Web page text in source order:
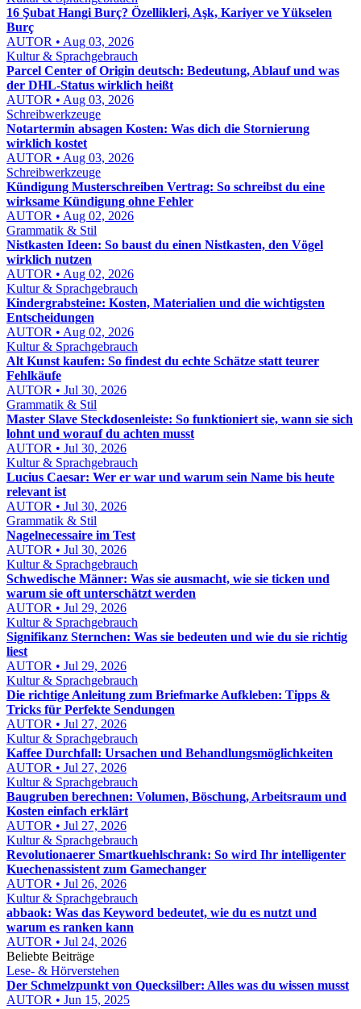
16 Şubat Hangi Burç? Özellikleri, Aşk, Kariyer ve Yükselen
Burç
AUTOR • Aug 03, 2026
Kultur & Sprachgebrauch
Parcel Center of Origin deutsch: Bedeutung, Ablauf und was
der DHL-Status wirklich heißt
AUTOR • Aug 03, 2026
Schreibwerkzeuge
Notartermin absagen Kosten: Was dich die Stornierung
wirklich kostet
AUTOR • Aug 03, 2026
Schreibwerkzeuge
Kündigung Musterschreiben Vertrag: So schreibst du eine
wirksame Kündigung ohne Fehler
AUTOR • Aug 02, 2026
Grammatik & Stil
Nistkasten Ideen: So baust du einen Nistkasten, den Vögel
wirklich nutzen
AUTOR • Aug 02, 2026
Kultur & Sprachgebrauch
Kindergrabsteine: Kosten, Materialien und die wichtigsten
Entscheidungen
AUTOR • Aug 02, 2026
Kultur & Sprachgebrauch
Alt Kunst kaufen: So findest du echte Schätze statt teurer
Fehlkäufe
AUTOR • Jul 30, 2026
Grammatik & Stil
Master Slave Steckdosenleiste: So funktioniert sie, wann sie sich
lohnt und worauf du achten musst
AUTOR • Jul 30, 2026
Kultur & Sprachgebrauch
Lucius Caesar: Wer er war und warum sein Name bis heute
relevant ist
AUTOR • Jul 30, 2026
Grammatik & Stil
Nagelnecessaire im Test
AUTOR • Jul 30, 2026
Kultur & Sprachgebrauch
Schwedische Männer: Was sie ausmacht, wie sie ticken und
warum sie oft unterschätzt werden
AUTOR • Jul 29, 2026
Kultur & Sprachgebrauch
Signifikanz Sternchen: Was sie bedeuten und wie du sie richtig
liest
AUTOR • Jul 29, 2026
Kultur & Sprachgebrauch
Die richtige Anleitung zum Briefmarke Aufkleben: Tipps &
Tricks für Perfekte Sendungen
AUTOR • Jul 27, 2026
Kultur & Sprachgebrauch
Kaffee Durchfall: Ursachen und Behandlungsmöglichkeiten
AUTOR • Jul 27, 2026
Kultur & Sprachgebrauch
Baugruben berechnen: Volumen, Böschung, Arbeitsraum und
Kosten einfach erklärt
AUTOR • Jul 27, 2026
Kultur & Sprachgebrauch
Revolutionaerer Smartkuehlschrank: So wird Ihr intelligenter
Kuechenassistent zum Gamechanger
AUTOR • Jul 26, 2026
Kultur & Sprachgebrauch
abbaok: Was das Keyword bedeutet, wie du es nutzt und
warum es ranken kann
AUTOR • Jul 24, 2026
Beliebte Beiträge
Lese- & Hörverstehen
Der Schmelzpunkt von Quecksilber: Alles was du wissen musst
AUTOR • Jun 15, 2025